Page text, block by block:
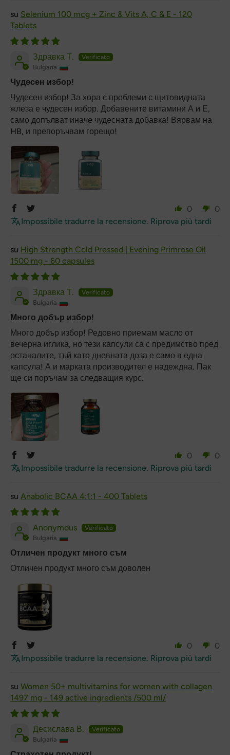
Selenium 100 mcg + Zinc & Vits A, C & E - 120
Tablets
Здравка Т.
Bulgaria
Чудесен избор!
Чудесен избор! За хора с проблеми с щитовидната
жлеза е чудесен избор. Добавените витамини А и Е,
само допълват иначе чудесната добавка! Вярвам на
HB, и препоръчвам горещо!
0
0
Impossibile tradurre la recensione. Riprova più tardi
High Strength Cold Pressed | Evening Primrose Oil
1500 mg - 60 capsules
Здравка Т.
Bulgaria
Много добър избор!
Много добър избор! Редовно приемам масло от
вечерна иглика, но тези капсули са с предимство пред
останалите, тъй като дневната доза е само в една
капсула! А и марката производител е надеждна. Пак
ще си поръчам за следващия курс.
0
0
Impossibile tradurre la recensione. Riprova più tardi
Anabolic BCAA 4:1:1 - 400 Tablets
Anonymous
Bulgaria
Отличен продукт много съм
Отличен продукт много съм доволен
0
0
Impossibile tradurre la recensione. Riprova più tardi
Women 50+ multivitamins for women with collagen
1497 mg - 149 active ingredients /500 ml/
Десислава В.
Bulgaria